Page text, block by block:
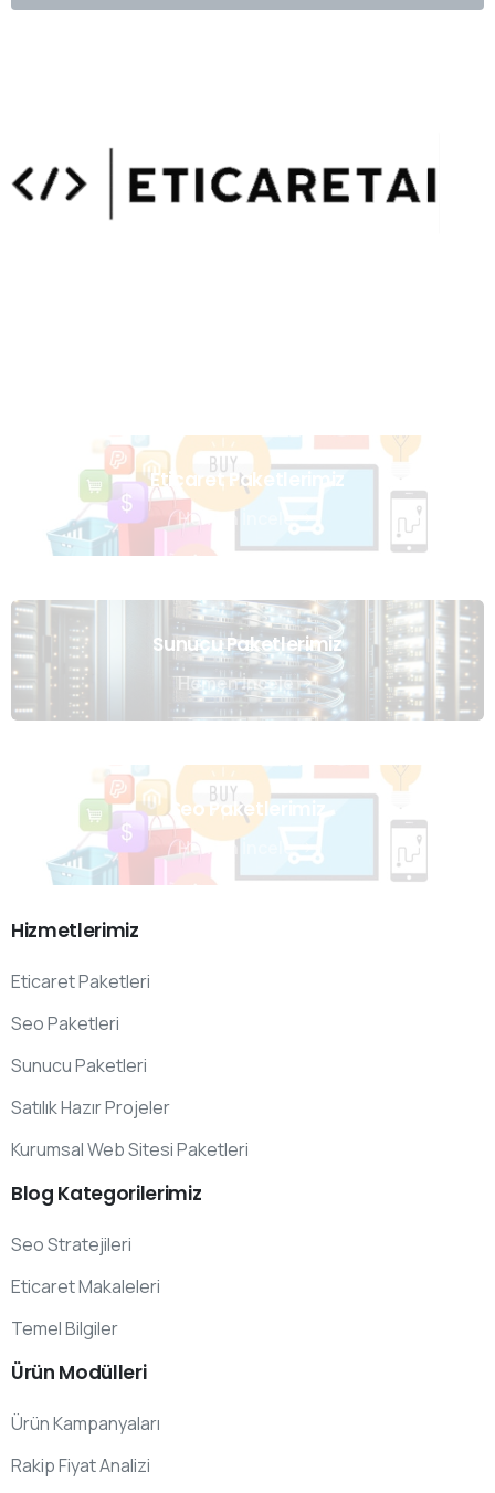
Eticaret Paketlerimiz
Hemen İncele
Sunucu Paketlerimiz
Hemen İncele
Seo Paketlerimiz
Hemen İncele
Hizmetlerimiz
Eticaret Paketleri
Seo Paketleri
Sunucu Paketleri
Satılık Hazır Projeler
Kurumsal Web Sitesi Paketleri
Blog Kategorilerimiz
Seo Stratejileri
Eticaret Makaleleri
Temel Bilgiler
Ürün Modülleri
Ürün Kampanyaları
Rakip Fiyat Analizi